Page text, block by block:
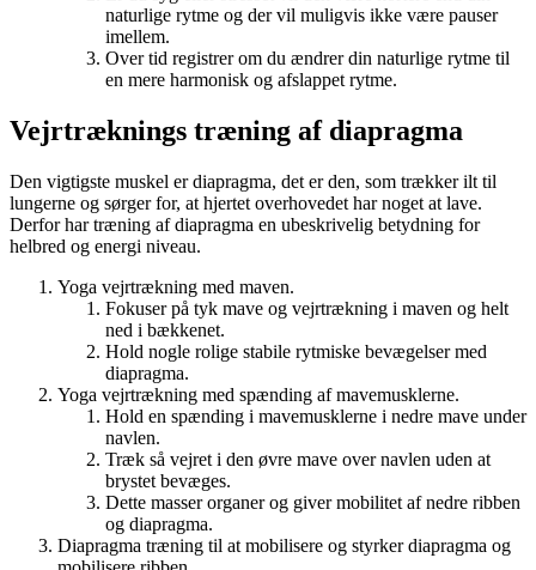
naturlige rytme og der vil muligvis ikke være pauser
imellem.
Over tid registrer om du ændrer din naturlige rytme til
en mere harmonisk og afslappet rytme.
Vejrtræknings træning af diapragma
Den vigtigste muskel er diapragma, det er den, som trækker ilt til
lungerne og sørger for, at hjertet overhovedet har noget at lave.
Derfor har træning af diapragma en ubeskrivelig betydning for
helbred og energi niveau.
Yoga vejrtrækning med maven.
Fokuser på tyk mave og vejrtrækning i maven og helt
ned i bækkenet.
Hold nogle rolige stabile rytmiske bevægelser med
diapragma.
Yoga vejrtrækning med spænding af mavemusklerne.
Hold en spænding i mavemusklerne i nedre mave under
navlen.
Træk så vejret i den øvre mave over navlen uden at
brystet bevæges.
Dette masser organer og giver mobilitet af nedre ribben
og diapragma.
Diapragma træning til at mobilisere og styrker diapragma og